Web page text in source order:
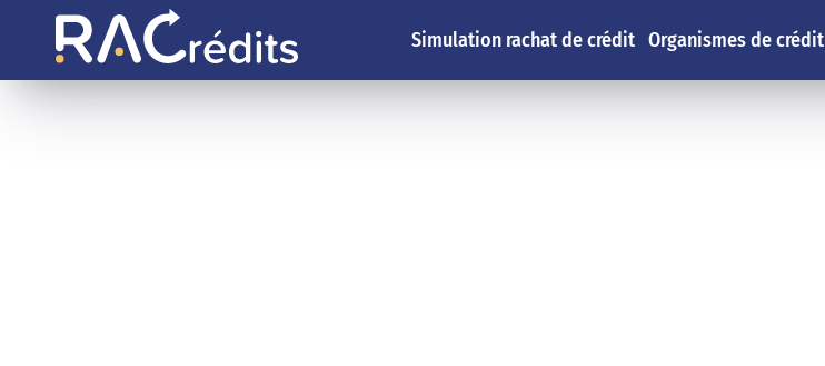
Simulation rachat de crédit Organismes de crédit